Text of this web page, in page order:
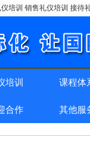
培训 销售礼仪培训 接
培训 课程体
合作 其他服